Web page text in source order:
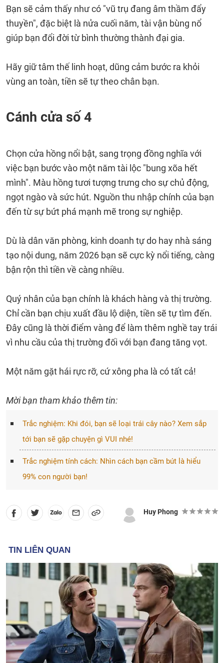
Bạn sẽ cảm thấy như có "vũ trụ đang âm thầm đẩy
thuyền", đặc biệt là nửa cuối năm, tài vận bùng nổ
giúp bạn đổi đời từ bình thường thành đại gia.
Hãy giữ tâm thế linh hoạt, dũng cảm bước ra khỏi
vùng an toàn, tiền sẽ tự theo chân bạn.
Cánh cửa số 4
Chọn cửa hồng nổi bật, sang trọng đồng nghĩa với
việc bạn bước vào một năm tài lộc "bung xõa hết
mình". Màu hồng tươi tượng trưng cho sự chủ động,
ngọt ngào và sức hút. Nguồn thu nhập chính của bạn
đến từ sự bứt phá mạnh mẽ trong sự nghiệp.
Dù là dân văn phòng, kinh doanh tự do hay nhà sáng
tạo nội dung, năm 2026 bạn sẽ cực kỳ nổi tiếng, càng
bận rộn thì tiền về càng nhiều.
Quý nhân của bạn chính là khách hàng và thị trường.
Chỉ cần bạn chịu xuất đầu lộ diện, tiền sẽ tự tìm đến.
Đây cũng là thời điểm vàng để làm thêm nghề tay trái
vì nhu cầu của thị trường đối với bạn đang tăng vọt.
Một năm gặt hái rực rỡ, cứ xông pha là có tất cả!
Mời bạn tham khảo thêm tin:
Trắc nghiệm: Khi đói, bạn sẽ loại trái cây nào? Xem sắp
tới bạn sẽ gặp chuyện gì VUI nhé!
Trắc nghiệm tính cách: Nhìn cách bạn cầm bút là hiểu
99% con người bạn!
Huy Phong